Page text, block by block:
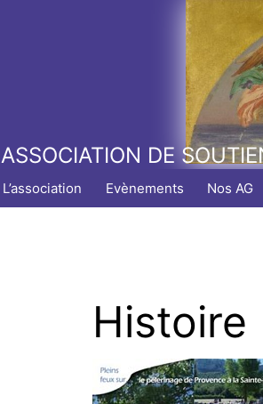
ASSOCIATION DE
L’association Evènements Nos AG
Histoire